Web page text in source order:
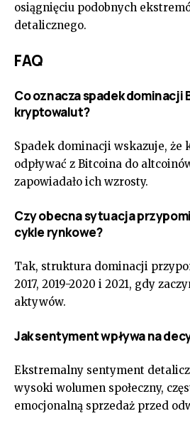
osiągnięciu podobnych
detalicznego.
FAQ
Co oznacza spadek dominacji
kryptowalut?
Spadek dominacji wskazuje, że
odpływać z Bitcoina do
zapowiadało ich wzrosty.
Czy obecna sytuacja
cykle rynkowe?
Tak, struktura dominacji
2017, 2019-2020 i 2021, gdy
aktywów.
Jak sentyment wpływa na
Ekstremalny sentyment
wysoki wolumen społeczny,
emocjonalną sprzedaż przed